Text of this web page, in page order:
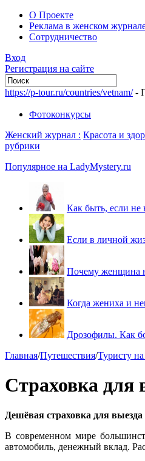
О Проекте
Реклама в женском
Сотрудничество
Вход
Регистрация на сайте
https://p-tour.ru/countries/vetnam/-
Фотоконкурсы
Женский журнал : Красота и
рубрики
Популярное на LadyMystery.ru
Как быть, если не
Если в личной
Почему женщина
Когда жениха и
Дрозофилы. Как
Главная/Путешествия/Туристу
Страховка для
Дешёвая страховка для
В современном мире
автомобиль, денежный вклад.